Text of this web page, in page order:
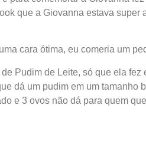
que a Giovanna estava super
cara ótima, eu comeria um
Pudim de Leite, só que ela fez
dá um pudim em um tamanho
e 3 ovos não dá para quem